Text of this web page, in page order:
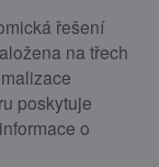
řešení
na třech
poskytuje
o